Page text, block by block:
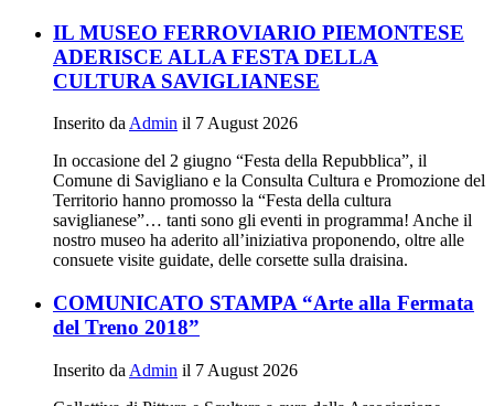
IL MUSEO FERROVIARIO PIEMONTESE
ADERISCE ALLA FESTA DELLA
CULTURA SAVIGLIANESE
Inserito daAdmin il 7 August 2026
In occasione del 2 giugno “Festa della Repubblica”, il
Comune di Savigliano e la Consulta Cultura e Promozione del
Territorio hanno promosso la “Festa della cultura
saviglianese”… tanti sono gli eventi in programma! Anche il
nostro museo ha aderito all’iniziativa proponendo, oltre alle
consuete visite guidate, delle corsette sulla draisina.
COMUNICATO STAMPA “Arte alla Fermata
del Treno 2018”
Inserito da Admin il 7 August 2026